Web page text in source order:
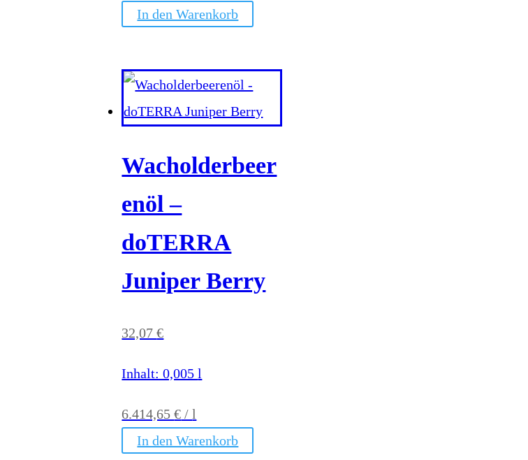
In den Warenkorb
Wacholderbeer
enöl –
doTERRA
Juniper Berry
32,07€
Inhalt: 0,005l
6.414,65€ /l
In den Warenkorb